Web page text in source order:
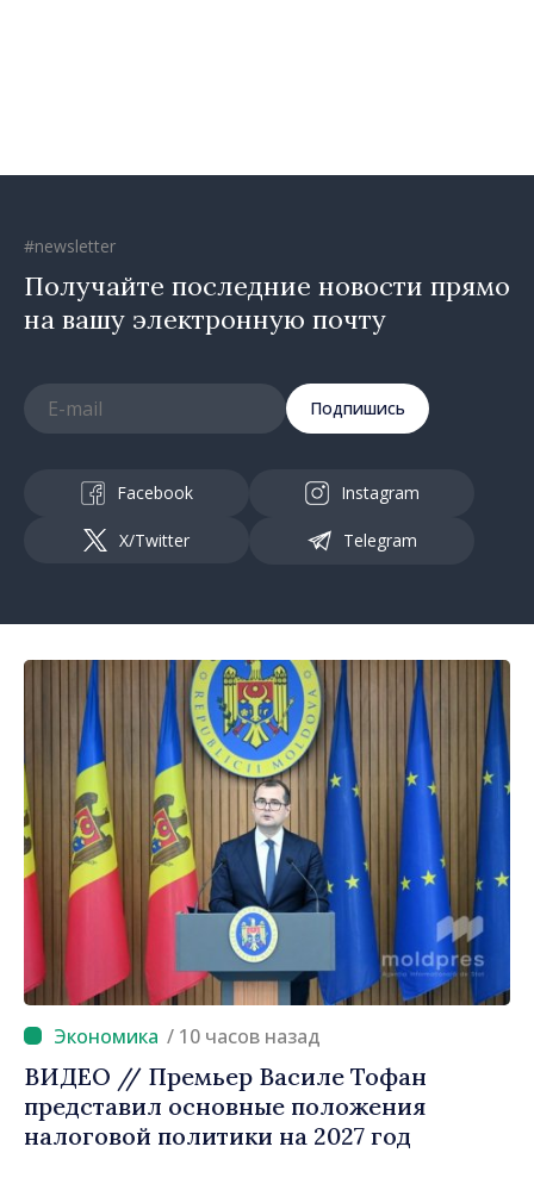
#newsletter
Получайте последние новости прямо
на вашу электронную почту
Подпишись
Facebook Instagram
X/Twitter Telegram
/ 10 часов назад
ВИДЕО // Премьер Василе Тофан
представил основные положения
налоговой политики на 2027 год